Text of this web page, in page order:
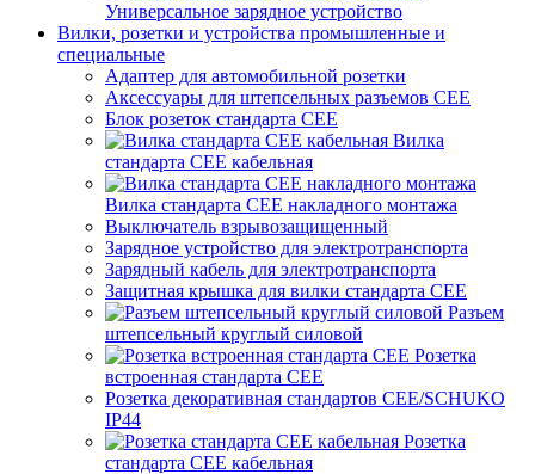
Универсальное зарядное устройство
Вилки, розетки и устройства промышленные и
специальные
Адаптер для автомобильной розетки
Аксессуары для штепсельных разъемов CEE
Блок розеток стандарта CEE
Вилка
стандарта CEE кабельная
Вилка стандарта CEE накладного монтажа
Выключатель взрывозащищенный
Зарядное устройство для электротранспорта
Зарядный кабель для электротранспорта
Защитная крышка для вилки стандарта CEE
Разъем
штепсельный круглый силовой
Розетка
встроенная стандарта CEE
Розетка декоративная стандартов CEE/SCHUKO
IP44
Розетка
стандарта СЕЕ кабельная